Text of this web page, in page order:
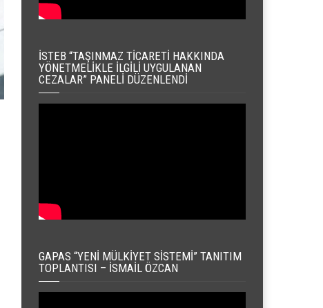
İSTEB “TAŞINMAZ TICARETI HAKKINDA
YÖNETMELIKLE İLGILI UYGULANAN
CEZALAR” PANELI DÜZENLENDI
GAPAS “YENI MÜLKIYET SISTEMI” TANITIM
TOPLANTISI – İSMAIL ÖZCAN